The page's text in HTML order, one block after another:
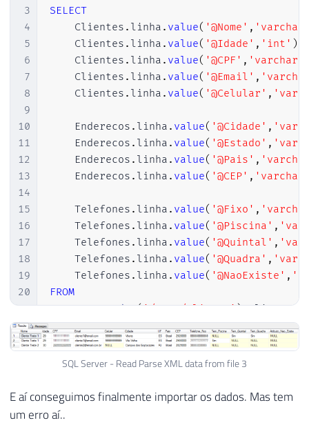
3
4
5
6
7
8
9
10
11
12
13
14
15
16
17
18
19
20
21
22
23
SELECT
    Clientes
. linha . value( '@Nome' ,
    Clientes
. linha . value( '@Idade' , 'int' )
    Clientes
. linha . value( '@CPF' ,
    Clientes
. linha . value( '@Email' ,
    Clientes
. linha . value( '@Celular' ,
    Enderecos
. linha . value( '@Cidade' ,
    Enderecos
. linha . value( '@Estado' ,
    Enderecos
. linha . value( '@Pais' ,
    Enderecos
. linha . value( '@CEP' ,
    Telefones
. linha . value( '@Fixo' ,
    Telefones
. linha . value( '@Piscina' ,
    Telefones
. linha . value( '@Quintal' ,
    Telefones
. linha . value( '@Quadra' ,
    Telefones
. linha . value( '@NaoExiste' ,
FROM
@XML.nodes('/Root/Cliente') Clientes
CROSS APPLY Clientes.linha.nodes(
CROSS APPLY Enderecos.linha.nodes
SQL Server - Read Parse XML data from file 3
E aí conseguimos finalmente importar os dados. Mas tem
um erro aí..